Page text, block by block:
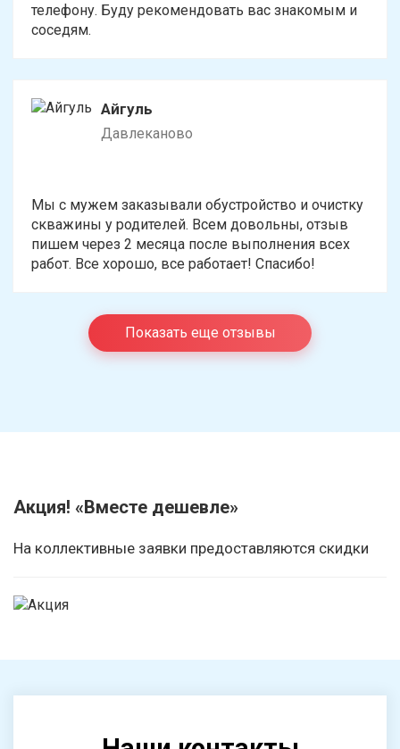
телефону. Буду рекомендовать вас знакомым и
соседям.
Айгуль
Давлеканово
Мы с мужем заказывали обустройство и очистку
скважины у родителей. Всем довольны, отзыв
пишем через 2 месяца после выполнения всех
работ. Все хорошо, все работает! Спасибо!
Показать еще отзывы
Акция! «Вместе дешевле»
На коллективные заявки предоставляются скидки